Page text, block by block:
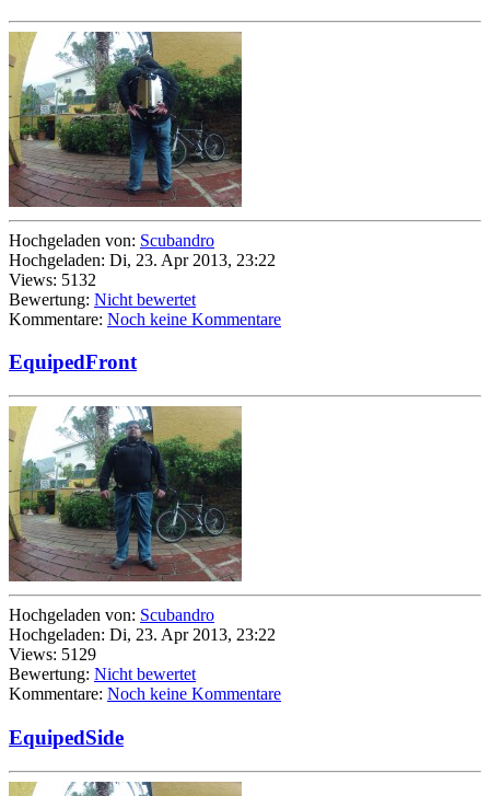
Hochgeladen von: Scubandro
Hochgeladen: Di, 23. Apr 2013, 23:22
Views: 5132
Bewertung: Nicht bewertet
Kommentare: Noch keine Kommentare
EquipedFront
Hochgeladen von: Scubandro
Hochgeladen: Di, 23. Apr 2013, 23:22
Views: 5129
Bewertung: Nicht bewertet
Kommentare: Noch keine Kommentare
EquipedSide